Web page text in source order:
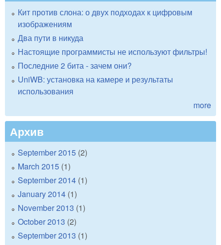
Кит против слона: о двух подходах к цифровым
изображениям
Два пути в никуда
Настоящие программисты не используют фильтры!
Последние 2 бита - зачем они?
UniWB: установка на камере и результаты
использования
more
Архив
September 2015 (2)
March 2015 (1)
September 2014 (1)
January 2014 (1)
November 2013 (1)
October 2013 (2)
September 2013 (1)